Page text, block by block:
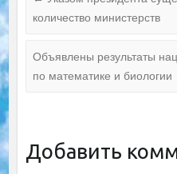
количество министерств
Объявлены результаты
по математике и биологии
Добавить